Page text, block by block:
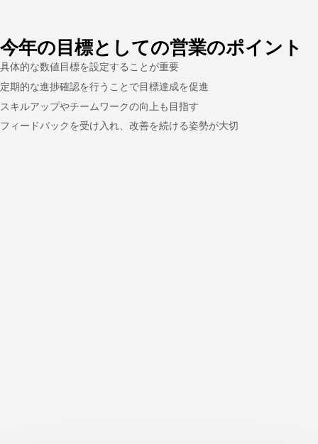
今年の目標としての営業のポイント
具体的な数値目標を設定することが重要
定期的な進捗確認を行うことで目標達成を促進
スキルアップやチームワークの向上も目指す
フィードバックを受け入れ、改善を続ける姿勢が大切